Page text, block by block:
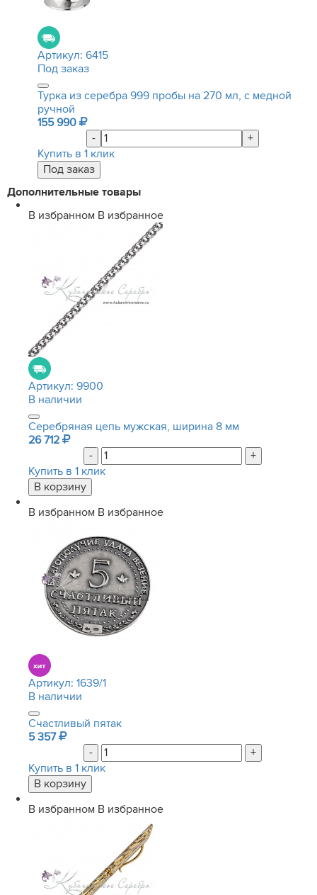
Артикул: 6415
Под заказ
Турка из серебра 999 пробы на 270 мл, с медной
ручной
155 990
-
+
Купить в 1 клик
Дополнительные товары
В избранном В избранное
Артикул: 9900
В наличии
Серебряная цепь мужская, ширина 8 мм
26 712
-
+
Купить в 1 клик
В избранном В избранное
Артикул: 1639/1
В наличии
Счастливый пятак
5 357
-
+
Купить в 1 клик
В избранном В избранное